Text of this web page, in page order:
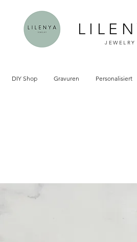
JEWELRY
DIY Shop Gravuren Personalisiert